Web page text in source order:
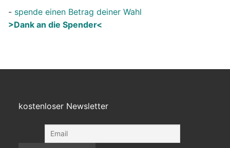
- spende einen Betrag deiner Wahl
>Dank an die Spender<
kostenloser Newsletter